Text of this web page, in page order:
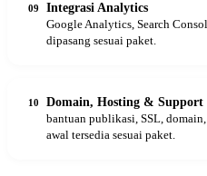
09 Integrasi Analytics
Google Analytics, Search
dipasang sesuai paket.
10 Domain, Hosting & Support
bantuan publikasi, SSL,
awal tersedia sesuai paket.